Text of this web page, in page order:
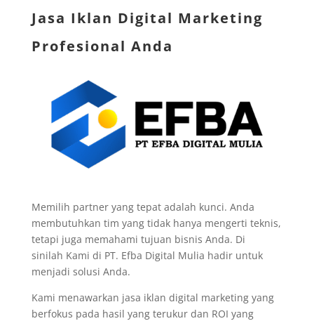
Jasa Iklan Digital Marketing
Profesional Anda
Memilih partner yang tepat adalah kunci. Anda
membutuhkan tim yang tidak hanya mengerti teknis,
tetapi juga memahami tujuan bisnis Anda. Di
sinilah Kami di PT. Efba Digital Mulia hadir untuk
menjadi solusi Anda.
Kami menawarkan jasa iklan digital marketing yang
berfokus pada hasil yang terukur dan ROI yang